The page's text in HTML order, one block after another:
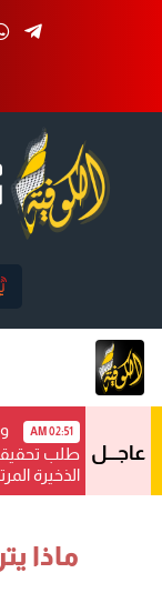
عاجـــل
02:51 AM
طلب
الذخيرة
ماذا